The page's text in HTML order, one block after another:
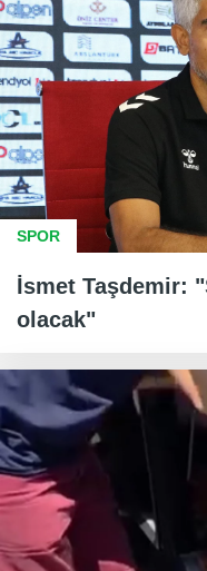
SPOR
İsmet Taşdemir:
olacak"